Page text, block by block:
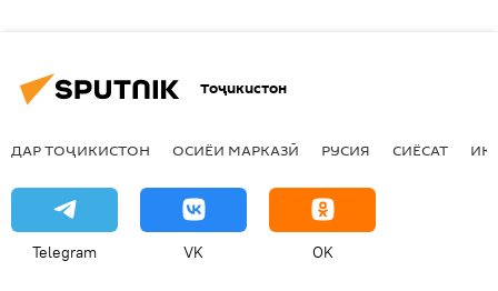
Тоҷикистон
ДАР ТОҶИКИСТОН ОСИЁИ МАРКАЗӢ РУСИЯ СИЁСАТ
Telegram VK OK